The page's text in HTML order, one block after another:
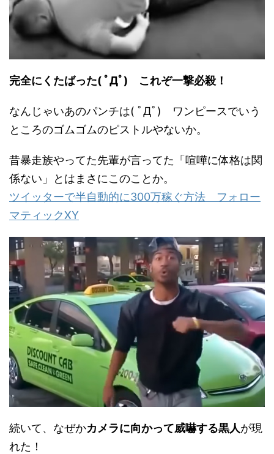
完全にくたばった( ﾟДﾟ) これぞ一撃必殺！
なんじゃいあのパンチは( ﾟДﾟ) ワンピースでいう
ところのゴムゴムのピストルやないか。
昔暴走族やってた先輩が言ってた「喧嘩に体格は関
係ない」とはまさにこのことか。
ツイッターで半自動的に300万稼ぐ方法 フォロー
マティックXY
続いて、なぜかカメラに向かって威嚇する黒人が現
れた！